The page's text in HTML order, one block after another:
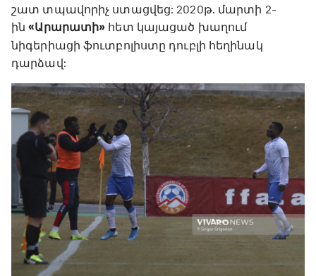
շատ տպավորիչ ստացվեց: 2020թ. մարտի 2-
ին«Արարատի» հետ կայացած խաղում
նիգերիացի ֆուտբոլիստը դուբլի հեղինակ
դարձավ: